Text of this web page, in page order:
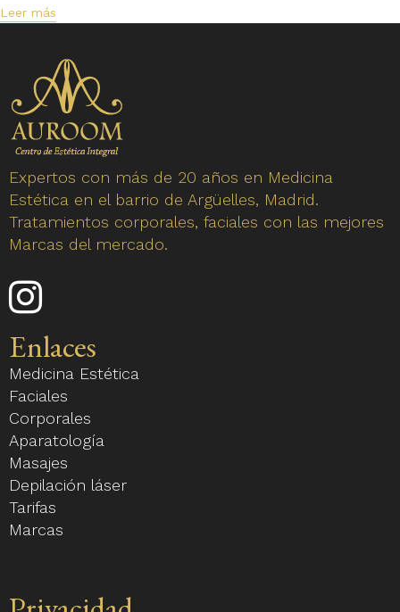
Leer más
Expertos con más de 20 años en Medicina
Estética en el barrio de Argüelles, Madrid.
Tratamientos corporales, faciales con las mejores
Marcas del mercado.
Enlace
a
nuestro
perfil
de
Instagram
Enlaces
Medicina Estética
Faciales
Corporales
Aparatología
Masajes
Depilación láser
Tarifas
Marcas